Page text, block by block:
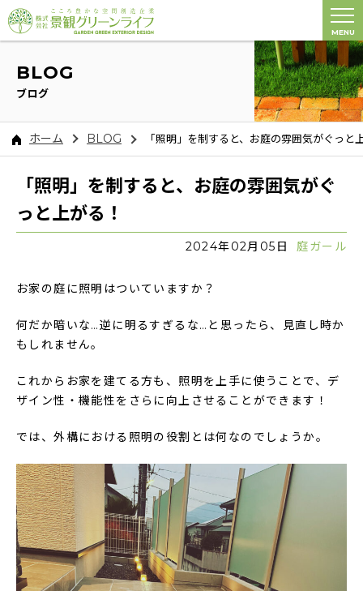
MENU
BLOG
ブログ
ホーム BLOG 「照明」を制すると、お庭の雰囲気がぐっと
「照明」を制すると、お庭の雰囲気がぐ
っと上がる！
2024年02月05日 庭ガール
お家の庭に照明はついていますか？
何だか暗いな…逆に明るすぎるな…と思ったら、見直し時か
もしれません。
これからお家を建てる方も、照明を上手に使うことで、デ
ザイン性・機能性をさらに向上させることができます！
では、外構における照明の役割とは何なのでしょうか。